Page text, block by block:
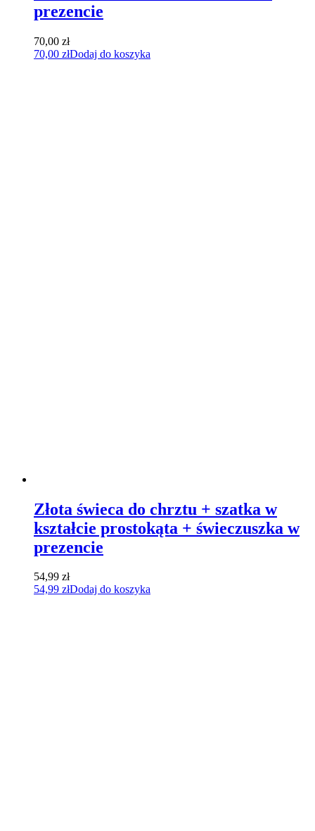
prezencie
70,00 zł
70,00 złDodaj do koszyka
Złota świeca do chrztu + szatka w
kształcie prostokąta + świeczuszka w
prezencie
54,99 zł
54,99 złDodaj do koszyka